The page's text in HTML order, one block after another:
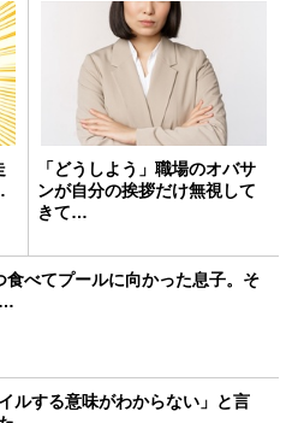
「どうしよう」職場のオバサ
ンが自分の挨拶だけ無視して
きて…
食べてプールに向かった息子。そ
…
ルする意味がわからない」と言